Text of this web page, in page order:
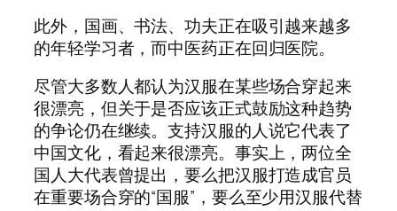
此外，国画、书法、功夫正在吸引越来越多
的年轻学习者，而中医药正在回归医院。
尽管大多数人都认为汉服在某些场合穿起来
很漂亮，但关于是否应该正式鼓励这种趋势
的争论仍在继续。支持汉服的人说它代表了
中国文化，看起来很漂亮。事实上，两位全
国人大代表曾提出，要么把汉服打造成官员
在重要场合穿的“国服”，要么至少用汉服代替